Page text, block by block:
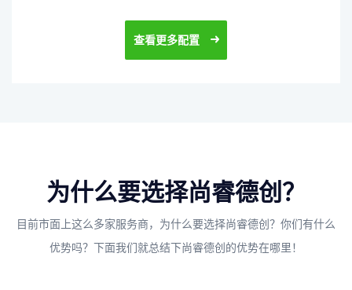
查看更多配置
为什么要选择尚睿德创？
目前市面上这么多家服务商，为什么要选择尚睿德创？你们有什么
优势吗？下面我们就总结下尚睿德创的优势在哪里！